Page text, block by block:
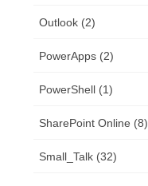
Outlook (2)
PowerApps (2)
PowerShell (1)
SharePoint Online (8)
Small_Talk (32)